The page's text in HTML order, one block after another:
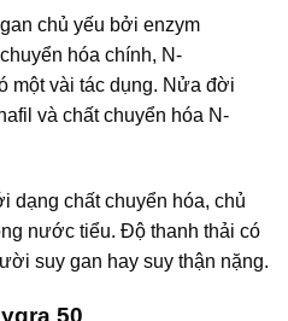
chủ yếu bởi enzym
hóa chính, N-
một vài tác dụng. Nửa đời
và chất chuyển hóa N-
chất chuyển hóa, chủ
nước tiểu. Độ thanh thải có
suy gan hay suy thận nặng.
50